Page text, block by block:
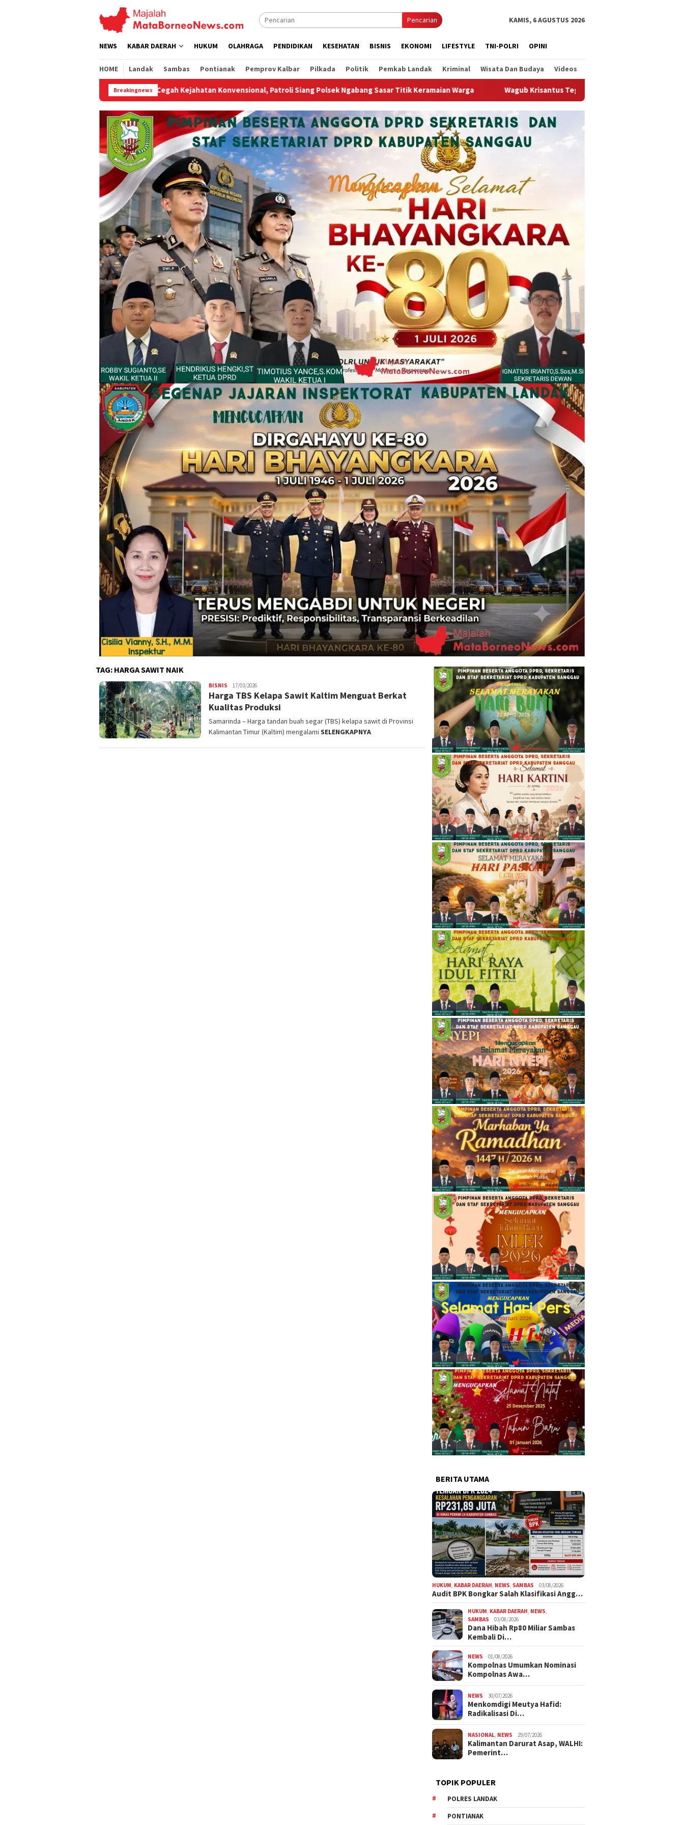
Pencarian KAMIS, 6 AGUSTUS 2026
NEWS KABAR DAERAH HUKUM OLAHRAGA PENDIDIKAN KESEHATAN BISNIS EKONOMI LIFESTYLE TNI-POLRI OPINI
HOME Landak Sambas Pontianak Pemprov Kalbar Pilkada Politik Pemkab Landak Kriminal Wisata Dan Budaya Videos
Breakingnews
Cegah Kejahatan Konvensional, Patroli Siang Polsek Ngabang Sasar Titik Keramaian Warga Wagub Krisantus Tegaskan Pengerukan Alur Sungai Kapuas Mendesak Demi
TAG: HARGA SAWIT NAIK
BISNIS Yakop
17/03/2026
Harga TBS Kelapa Sawit Kaltim Menguat Berkat
Kualitas Produksi
Samarinda – Harga tandan buah segar (TBS) kelapa sawit di Provinsi
Kalimantan Timur (Kaltim) mengalami SELENGKAPNYA
BERITA UTAMA
HUKUM KABAR DAERAH NEWS SAMBAS 03/08/2026
Audit BPK Bongkar Salah Klasifikasi Angg…
HUKUM KABAR DAERAH NEWS
SAMBAS
03/08/2026
Dana Hibah Rp80 Miliar Sambas
Kembali Di…
NEWS 01/08/2026
Kompolnas Umumkan Nominasi
Kompolnas Awa…
NEWS 30/07/2026
Menkomdigi Meutya Hafid:
Radikalisasi Di…
NASIONAL NEWS 29/07/2026
Kalimantan Darurat Asap, WALHI:
Pemerint…
TOPIK POPULER
POLRES LANDAK
PONTIANAK